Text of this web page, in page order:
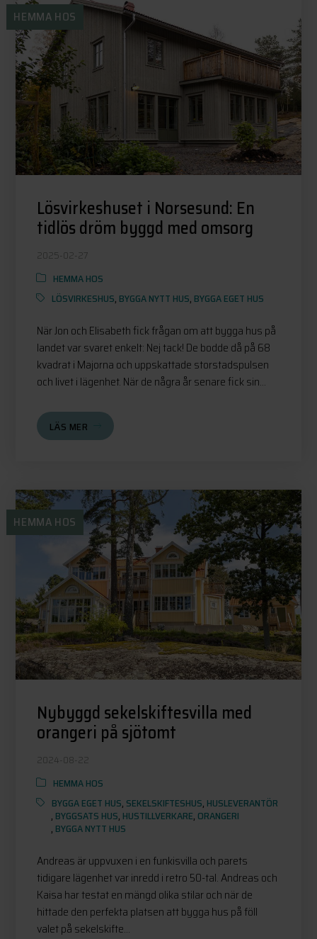
HEMMA HOS
Lösvirkeshuset i Norsesund: En
tidlös dröm byggd med omsorg
2025-02-27
HEMMA HOS
LÖSVIRKESHUS, BYGGA NYTT HUS, BYGGA EGET HUS
När Jon och Elisabeth fick frågan om att bygga hus på
landet var svaret enkelt: Nej tack! De bodde då på 68
kvadrat i Majorna och uppskattade storstadspulsen
och livet i lägenhet. När de några år senare fick sin...
LÄS MER
HEMMA HOS
Nybyggd sekelskiftesvilla med
orangeri på sjötomt
2024-08-22
HEMMA HOS
BYGGA EGET HUS, SEKELSKIFTESHUS, HUSLEVERANTÖR
, BYGGSATS HUS, HUSTILLVERKARE, ORANGERI
, BYGGA NYTT HUS
Andreas är uppvuxen i en funkisvilla och parets
tidigare lägenhet var inredd i retro 50-tal. Andreas och
Kaisa har testat en mängd olika stilar och när de
hittade den perfekta platsen att bygga hus på föll
valet på sekelskifte...